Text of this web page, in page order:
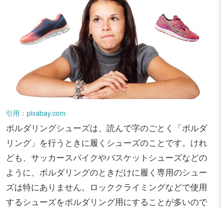
引用：pixabay.com
ボルダリングシューズは、読んで字のごとく「ボルダ
リング」を行うときに履くシューズのことです。けれ
ども、サッカースパイクやバスケットシューズなどの
ように、ボルダリングのときだけに履く専用のシュー
ズは特にありません。ロッククライミングなどで使用
するシューズをボルダリング用にすることが多いので